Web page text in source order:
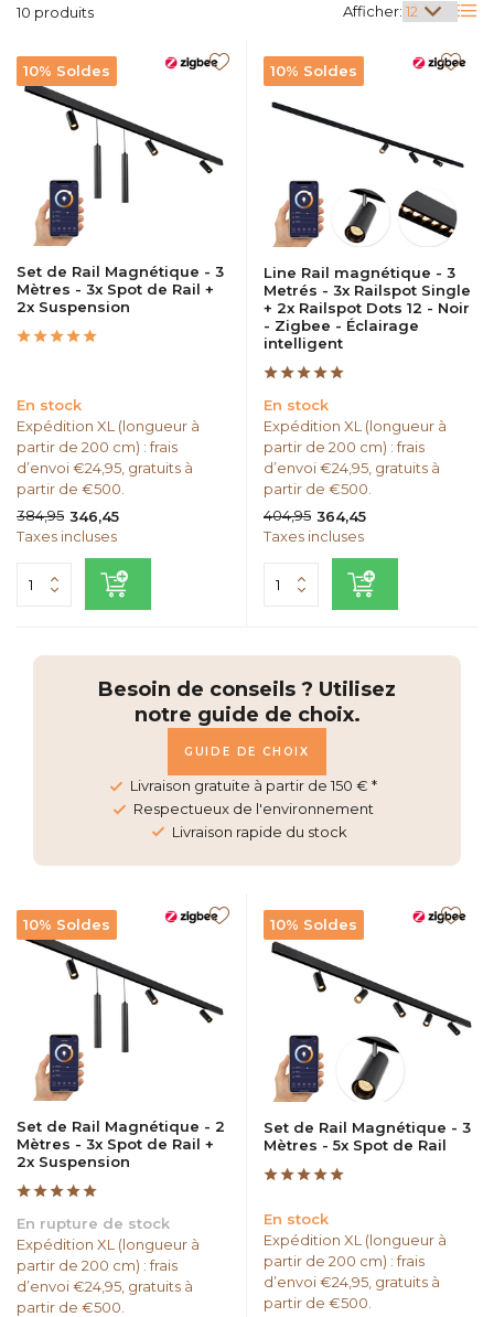
10 produits Afficher:
10% Soldes
Set de Rail Magnétique - 3
Mètres - 3x Spot de Rail +
2x Suspension
En stock
Expédition XL (longueur à
partir de 200 cm) : frais
d’envoi €24,95, gratuits à
partir de €500.
384,95 346,45
Taxes incluses
10% Soldes
Line Rail magnétique - 3
Metrés - 3x Railspot Single
+ 2x Railspot Dots 12 - Noir
- Zigbee - Éclairage
intelligent
En stock
Expédition XL (longueur à
partir de 200 cm) : frais
d’envoi €24,95, gratuits à
partir de €500.
404,95 364,45
Taxes incluses
Besoin de conseils ? Utilisez
notre guide de choix.
GUIDE DE CHOIX
Livraison gratuite à partir de 150 € *
Respectueux de l'environnement
Livraison rapide du stock
10% Soldes
Set de Rail Magnétique - 2
Mètres - 3x Spot de Rail +
2x Suspension
En rupture de stock
Expédition XL (longueur à
partir de 200 cm) : frais
d’envoi €24,95, gratuits à
partir de €500.
10% Soldes
Set de Rail Magnétique - 3
Mètres - 5x Spot de Rail
En stock
Expédition XL (longueur à
partir de 200 cm) : frais
d’envoi €24,95, gratuits à
partir de €500.